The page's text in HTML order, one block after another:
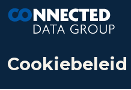
Cookiebeleid